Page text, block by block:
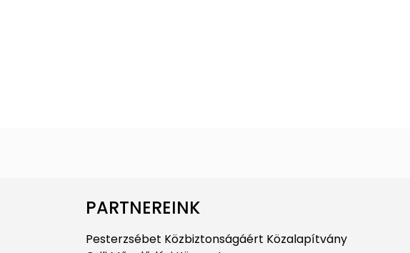
PARTNEREINK
Pesterzsébet Közbiztonságáért Közalapítvány